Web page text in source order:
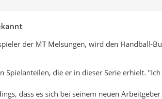
der MT Melsungen, wird den Handball-
Spielanteilen, die er in dieser Serie erhielt.
dass es sich bei seinem neuen